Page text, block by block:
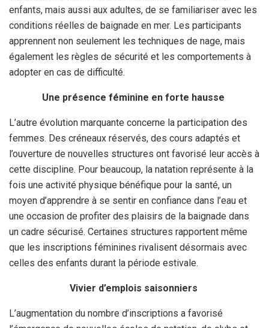
enfants, mais aussi aux adultes, de se familiariser avec les
conditions réelles de baignade en mer. Les participants
apprennent non seulement les techniques de nage, mais
également les règles de sécurité et les comportements à
adopter en cas de difficulté.
Une présence féminine en forte hausse
L’autre évolution marquante concerne la participation des
femmes. Des créneaux réservés, des cours adaptés et
l’ouverture de nouvelles structures ont favorisé leur accès à
cette discipline. Pour beaucoup, la natation représente à la
fois une activité physique bénéfique pour la santé, un
moyen d’apprendre à se sentir en confiance dans l’eau et
une occasion de profiter des plaisirs de la baignade dans
un cadre sécurisé. Certaines structures rapportent même
que les inscriptions féminines rivalisent désormais avec
celles des enfants durant la période estivale.
Vivier d’emplois saisonniers
L’augmentation du nombre d’inscriptions a favorisé